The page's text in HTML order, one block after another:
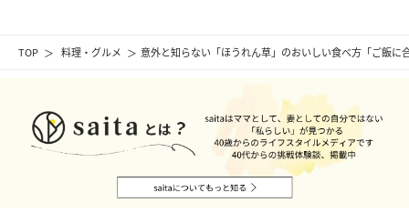
TOP 料理・グルメ 意外と知らない「ほうれん草」のおいしい食べ方「ご飯に